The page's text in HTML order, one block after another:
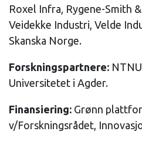
Roxel Infra, Rygene-Smith
Veidekke Industri, Velde
Skanska Norge.
Forskningspartnere:
Universitetet i Agder.
Finansiering: Grønn
v/Forskningsrådet,